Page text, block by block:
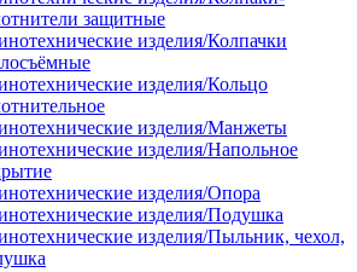
защитные
изделия/Колпачки
изделия/Кольцо
изделия/Манжеты
изделия/Напольное
изделия/Опора
изделия/Подушка
изделия/Пыльник, чехол,